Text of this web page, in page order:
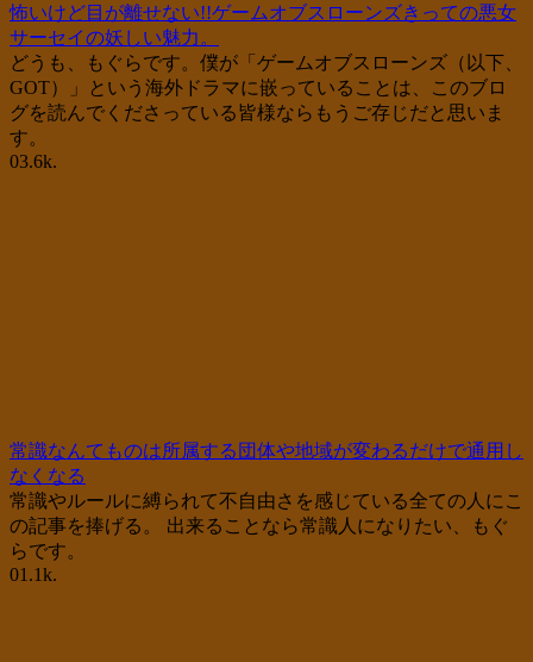
怖いけど目が離せない!!ゲームオブスローンズきっての悪女
サーセイの妖しい魅力。
どうも、もぐらです。僕が「ゲームオブスローンズ（以下、
GOT）」という海外ドラマに嵌っていることは、このブロ
グを読んでくださっている皆様ならもうご存じだと思いま
す。
03.6k.
常識なんてものは所属する団体や地域が変わるだけで通用し
なくなる
常識やルールに縛られて不自由さを感じている全ての人にこ
の記事を捧げる。 出来ることなら常識人になりたい、もぐ
らです。
01.1k.